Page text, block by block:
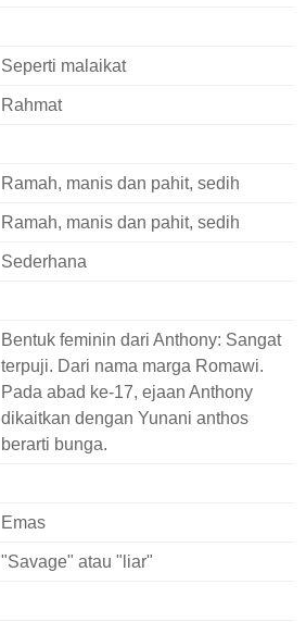
Seperti malaikat
Rahmat
Ramah, manis dan pahit, sedih
Ramah, manis dan pahit, sedih
Sederhana
Bentuk feminin dari Anthony: Sangat
terpuji. Dari nama marga Romawi.
Pada abad ke-17, ejaan Anthony
dikaitkan dengan Yunani anthos
berarti bunga.
Emas
"Savage" atau "liar"